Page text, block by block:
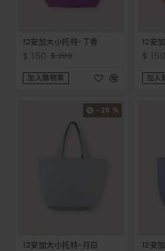
12安加大小托特-丁香
$ 150 $ 200
加入購物車
12安
$ 150
加入
-25 %
12安加大小托特-月白 12安